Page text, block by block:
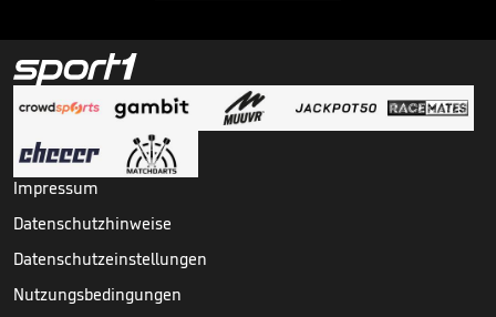
Impressum
Datenschutzhinweise
Datenschutzeinstellungen
Nutzungsbedingungen